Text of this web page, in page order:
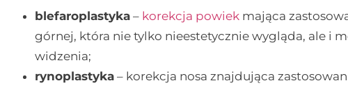
blefaroplastyka – korekcja powiek mająca
górnej, która nie tylko nieestetycznie wygląda, ale i
widzenia;
rynoplastyka – korekcja nosa znajdująca